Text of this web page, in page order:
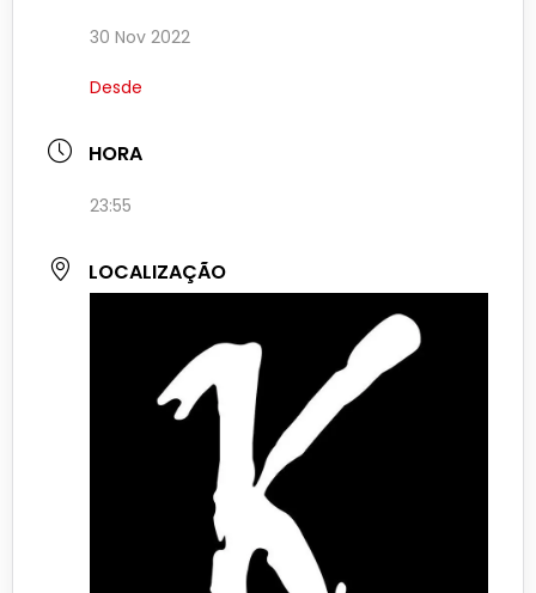
30 Nov 2022
Desde
HORA
23:55
LOCALIZAÇÃO